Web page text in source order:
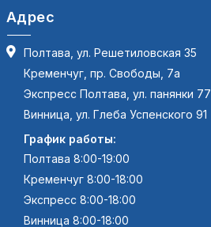
Адрес
Полтава, ул. Решетиловская 35
Кременчуг, пр. Свободы, 7а
Экспресс Полтава, ул. панянки 77
Винница, ул. Глеба Успенского 91
График работы:
Полтава 8:00-19:00
Кременчуг 8:00-18:00
Экспресс 8:00-18:00
Винница 8:00-18:00